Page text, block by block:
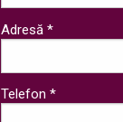
Adresă *
Telefon *